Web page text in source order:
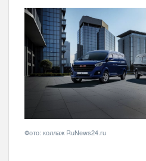
Фото: коллаж RuNews24.ru